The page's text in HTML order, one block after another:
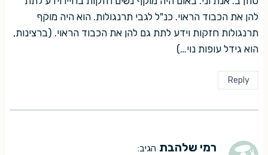
להן את הכבוד הראוי. כנ"ל לגבי תרנגולות. הוא היה מוקף
תרנגולות חזקות וידע לתת גם להן את הכבוד הראוי. (ברצינות,
הוא גידל עופות נוי…)
Reply
רמי שלהבת הגיב: